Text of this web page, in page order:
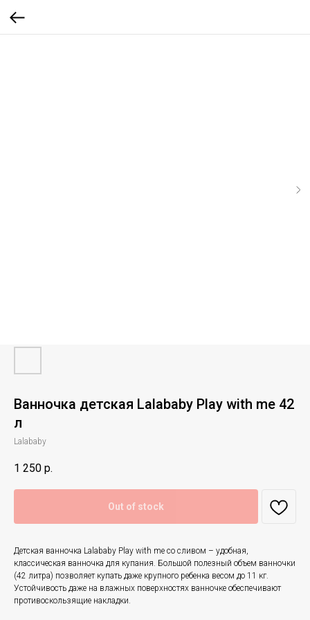
Ванночка детская Lalababy Play with me 42
л
Lalababy
1 250 р.
Out of stock
Детская ванночка Lalababy Play with me со сливом – удобная,
классическая ванночка для купания. Большой полезный объем ванночки
(42 литра) позволяет купать даже крупного ребенка весом до 11 кг.
Устойчивость даже на влажных поверхностях ванночке обеспечивают
противоскользящие накладки.